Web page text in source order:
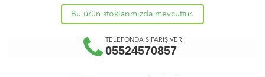
Bu ürün stoklarımızda mevcuttur.
TELEFONDA SİPARİŞ VER
05524570857